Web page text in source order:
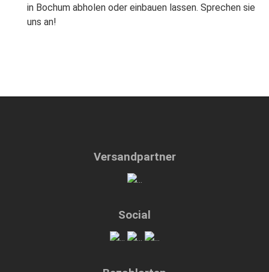
in Bochum abholen oder einbauen lassen. Sprechen sie
uns an!
Versandpartner
Social